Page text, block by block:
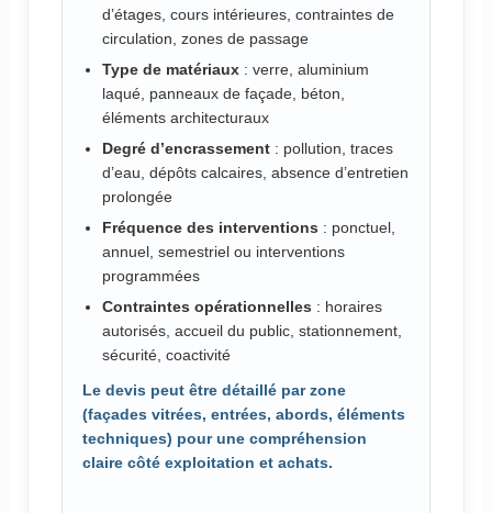
d’étages, cours intérieures, contraintes de
circulation, zones de passage
Type de matériaux: verre, aluminium
laqué, panneaux de façade, béton,
éléments architecturaux
Degré d’encrassement: pollution, traces
d’eau, dépôts calcaires, absence d’entretien
prolongée
Fréquence des interventions : ponctuel,
annuel, semestriel ou interventions
programmées
Contraintes opérationnelles : horaires
autorisés, accueil du public, stationnement,
sécurité, coactivité
Le devis peut être détaillé par zone
(façades vitrées, entrées, abords, éléments
techniques) pour une compréhension
claire côté exploitation et achats.